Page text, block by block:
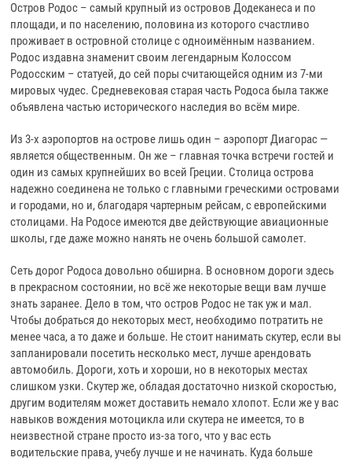
Остров Родос – самый крупный из островов Додеканеса и по
площади, и по населению, половина из которого счастливо
проживает в островной столице с одноимённым названием.
Родос издавна знаменит своим легендарным Колоссом
Родосским – статуей, до сей поры считающейся одним из 7-ми
мировых чудес. Средневековая старая часть Родоса была также
объявлена частью исторического наследия во всём мире.
Из 3-х аэропортов на острове лишь один – аэропорт Диагорас —
является общественным. Он же – главная точка встречи гостей и
один из самых крупнейших во всей Греции. Столица острова
надежно соединена не только с главными греческими островами
и городами, но и, благодаря чартерным рейсам, с европейскими
столицами. На Родосе имеются две действующие авиационные
школы, где даже можно нанять не очень большой самолет.
Сеть дорог Родоса довольно обширна. В основном дороги здесь
в прекрасном состоянии, но всё же некоторые вещи вам лучше
знать заранее. Дело в том, что остров Родос не так уж и мал.
Чтобы добраться до некоторых мест, необходимо потратить не
менее часа, а то даже и больше. Не стоит нанимать скутер, если вы
запланировали посетить несколько мест, лучше арендовать
автомобиль. Дороги, хоть и хороши, но в некоторых местах
слишком узки. Скутер же, обладая достаточно низкой скоростью,
другим водителям может доставить немало хлопот. Если же у вас
навыков вождения мотоцикла или скутера не имеется, то в
неизвестной стране просто из-за того, что у вас есть
водительские права, учебу лучше и не начинать. Куда больше